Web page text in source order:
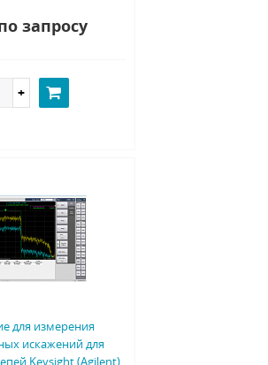
запросу
для измерения
искажений для
Keysight (Agilent)